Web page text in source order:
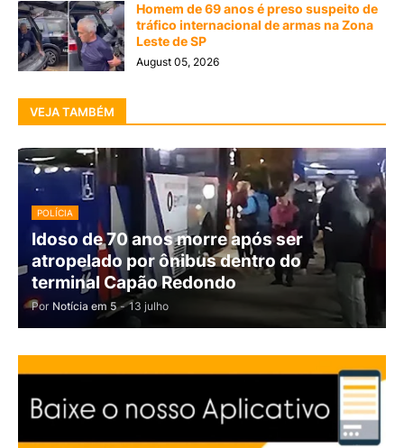
Homem de 69 anos é preso suspeito de
tráfico internacional de armas na Zona
Leste de SP
August 05, 2026
VEJA TAMBÉM
POLÍCIA
Idoso de 70 anos morre após ser
atropelado por ônibus dentro do
terminal Capão Redondo
Por Notícia em 5 - 13 julho